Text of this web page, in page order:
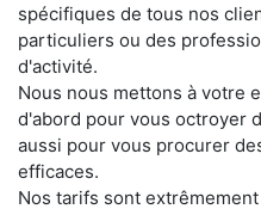
spécifiques de tous nos
particuliers ou des
d'activité.
Nous nous mettons à votre
d'abord pour vous octroyer
aussi pour vous procurer
efficaces.
Nos tarifs sont